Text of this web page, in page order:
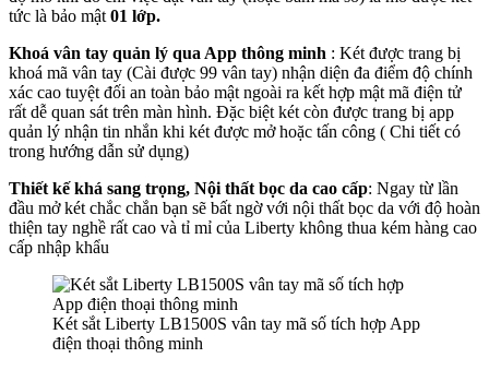
tức là bảo mật 01 lớp.
Khoá vân tay quản lý qua App thông minh : Két được trang bị
khoá mã vân tay (Cài được 99 vân tay) nhận diện đa điểm độ chính
xác cao tuyệt đối an toàn bảo mật ngoài ra kết hợp mật mã điện tử
rất dễ quan sát trên màn hình. Đặc biệt két còn được trang bị app
quản lý nhận tin nhắn khi két được mở hoặc tấn công ( Chi tiết có
trong hướng dẫn sử dụng)
Thiết kế khá sang trọng, Nội thất bọc da cao cấp: Ngay từ lần
đầu mở két chắc chắn bạn sẽ bất ngờ với nội thất bọc da với độ hoàn
thiện tay nghề rất cao và tỉ mỉ của Liberty không thua kém hàng cao
cấp nhập khẩu
Két sắt Liberty LB1500S vân tay mã số tích hợp App
điện thoại thông minh